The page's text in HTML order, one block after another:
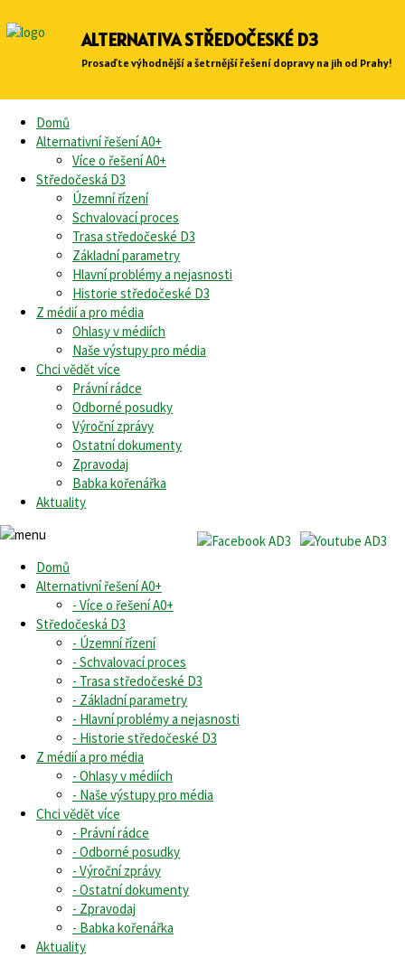
ALTERNATIVA STŘEDOČESKÉ D3
Prosaďte výhodnější a šetrnější řešení dopravy na jih od Prahy!
Domů
Alternativní řešení A0+
Více o řešení A0+
Středočeská D3
Územní řízení
Schvalovací proces
Trasa středočeské D3
Základní parametry
Hlavní problémy a nejasnosti
Historie středočeské D3
Z médií a pro média
Ohlasy v médiích
Naše výstupy pro média
Chci vědět více
Právní rádce
Odborné posudky
Výroční zprávy
Ostatní dokumenty
Zpravodaj
Babka kořenářka
Aktuality
Domů
Alternativní řešení A0+
- Více o řešení A0+
Středočeská D3
- Územní řízení
- Schvalovací proces
- Trasa středočeské D3
- Základní parametry
- Hlavní problémy a nejasnosti
- Historie středočeské D3
Z médií a pro média
- Ohlasy v médiích
- Naše výstupy pro média
Chci vědět více
- Právní rádce
- Odborné posudky
- Výroční zprávy
- Ostatní dokumenty
- Zpravodaj
- Babka kořenářka
Aktuality